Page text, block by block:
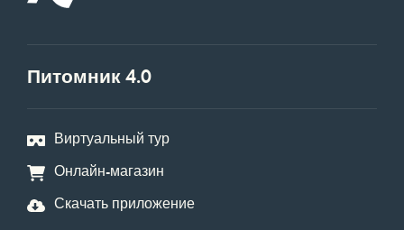
Питомник 4.0
Виртуальный тур
Онлайн-магазин
Скачать приложение